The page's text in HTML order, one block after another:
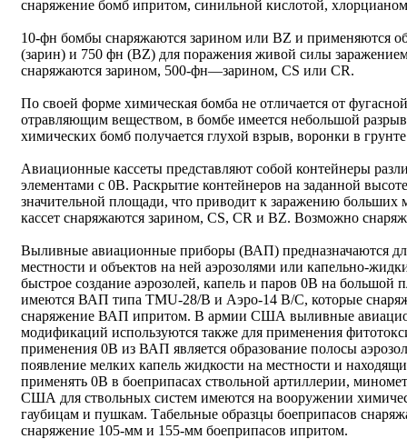
снаряжение бомб ипритом, синильной кислотой,
10-фн бомбы снаряжаются зарином или ВZ и применяются
(зарин) и 750 фн (ВZ) для поражения живой силы
снаряжаются зарином, 500-фн—зарином, СS или СR.
По своей форме химическая бомба не отличается от
отравляющим веществом, в бомбе имеется небольшой
химических бомб получается глухой взрыв, воронки в
Авиационные кассеты представляют собой контейнеры
элементами с 0В. Раскрытие контейнеров на заданной
значительной площади, что приводит к заражению больших
кассет снаряжаются зарином, СS, СR и ВZ. Возможно
Выливные авиационные приборы (ВАП) предназначаются
местности и объектов на ней аэрозолями или капельно-
быстрое создание аэрозолей, капель и паров 0В на
имеются ВАП типа ТМU-28/В и Аэро-14 В/С, которые
снаряжение ВАП ипритом. В армии США выливные
модификаций используются также для применения
применения 0В из ВАП является образование полосы
появление мелких капель жидкости на местности и
применять 0В в боеприпасах ствольной артиллерии,
США для ствольных систем имеются на вооружении
гаубицам и пушкам. Табельные образцы боеприпасов
снаряжение 105-мм и 155-мм боеприпасов ипритом.